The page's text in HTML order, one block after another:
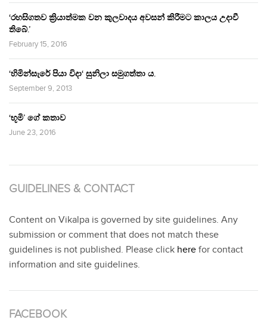
‘රහසිගතව ක්‍රියාත්මක වන කුලවාදය අවසන් කිරීමට කාලය උදාවී
තිබේ.’
February 15, 2016
‘හිමින්සැරේ පියා විදා‘ සුනිලා සමුගත්තා ය.
September 9, 2013
‘භූමි’ ගේ කතාව
June 23, 2016
GUIDELINES & CONTACT
Content on Vikalpa is governed by site guidelines. Any
submission or comment that does not match these
guidelines is not published. Please click here for contact
information and site guidelines.
FACEBOOK